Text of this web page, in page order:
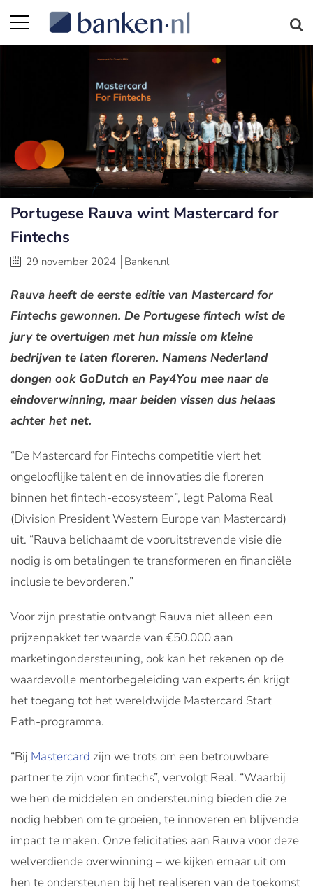
Portugese Rauva wint Mastercard for
Fintechs
29 november 2024 Banken.nl
Rauva heeft de eerste editie van Mastercard for
Fintechs gewonnen. De Portugese fintech wist de
jury te overtuigen met hun missie om kleine
bedrijven te laten floreren. Namens Nederland
dongen ook GoDutch en Pay4You mee naar de
eindoverwinning, maar beiden vissen dus helaas
achter het net.
“De Mastercard for Fintechs competitie viert het
ongelooflijke talent en de innovaties die floreren
binnen het fintech-ecosysteem”, legt Paloma Real
(Division President Western Europe van Mastercard)
uit. “Rauva belichaamt de vooruitstrevende visie die
nodig is om betalingen te transformeren en financiële
inclusie te bevorderen.”
Voor zijn prestatie ontvangt Rauva niet alleen een
prijzenpakket ter waarde van €50.000 aan
marketingondersteuning, ook kan het rekenen op de
waardevolle mentorbegeleiding van experts én krijgt
het toegang tot het wereldwijde Mastercard Start
Path-programma.
“Bij Mastercard zijn we trots om een betrouwbare
partner te zijn voor fintechs”, vervolgt Real. “Waarbij
we hen de middelen en ondersteuning bieden die ze
nodig hebben om te groeien, te innoveren en blijvende
impact te maken. Onze felicitaties aan Rauva voor deze
welverdiende overwinning – we kijken ernaar uit om
hen te ondersteunen bij het realiseren van de toekomst